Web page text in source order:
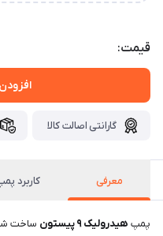
قیمت:
گارانتی اصالت کالا
معرفی کاربرد پمپ 9
پمپ هیدرولیک ۹ پیستون
ساخت